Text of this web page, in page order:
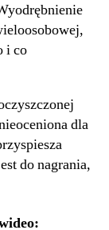
i co
dla
do nagrania,